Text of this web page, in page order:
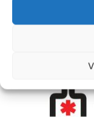
Caldaie
per le